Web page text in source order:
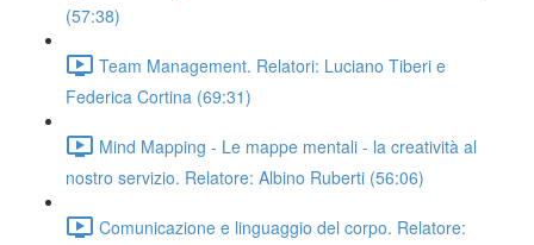
(57:38)
Team Management. Relatori: Luciano Tiberi e
Federica Cortina (69:31)
Mind Mapping - Le mappe mentali - la creatività al
nostro servizio. Relatore: Albino Ruberti (56:06)
Comunicazione e linguaggio del corpo. Relatore: